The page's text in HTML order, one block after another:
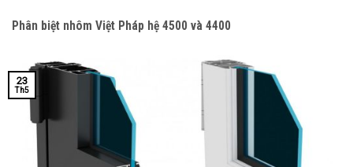
Phân biệt nhôm Việt Pháp hệ 4500 và 4400
23
Th5